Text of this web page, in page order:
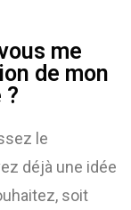
me
de mon
?
le
déjà une idée
soit